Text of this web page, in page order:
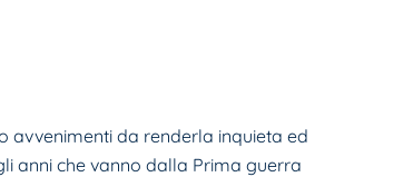
avvenimenti da renderla inquieta ed
anni che vanno dalla Prima guerra